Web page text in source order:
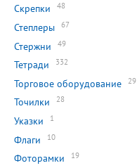
Скрепки 48
Степлеры 67
Стержни 49
Тетради 332
Торговое оборудование 29
Точилки 28
Указки 1
Флаги 10
Фоторамки 19